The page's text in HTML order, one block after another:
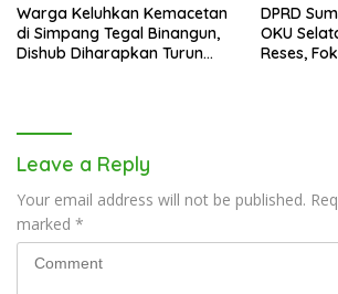
Warga Keluhkan Kemacetan
di Simpang Tegal Binangun,
Dishub Diharapkan Turun
DPRD
OKU
Reses,
Leave a Reply
Your email address will not be published.
marked *